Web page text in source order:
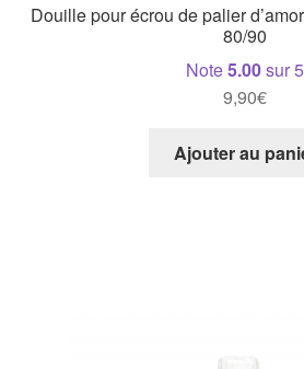
Douille pour écrou de palier
80/90
Note5.00sur 5
9,90€
Ajouter au